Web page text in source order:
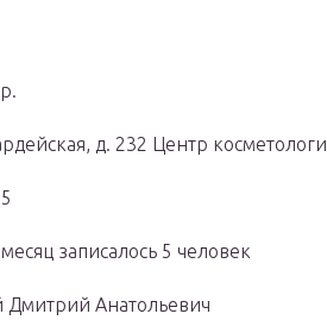
д. 232 Центр
записалось 5 человек
Анатольевич